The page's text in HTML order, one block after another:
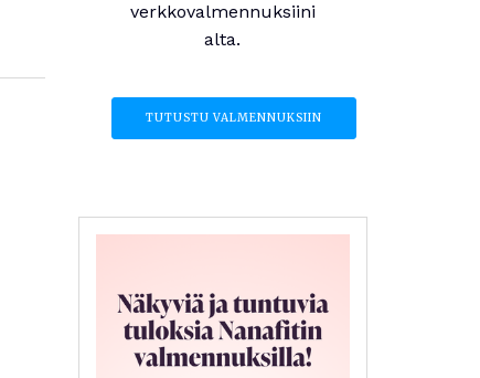
verkkovalmennuksiini
alta.
TUTUSTU VALMENNUKSIIN